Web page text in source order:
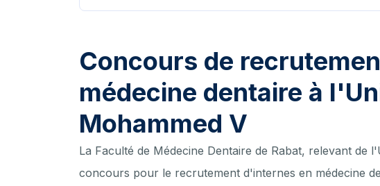
Concours de
médecine dentaire à
Mohammed V
La Faculté de Médecine Dentaire de Rabat, relevant de
concours pour le recrutement d'internes en médecine